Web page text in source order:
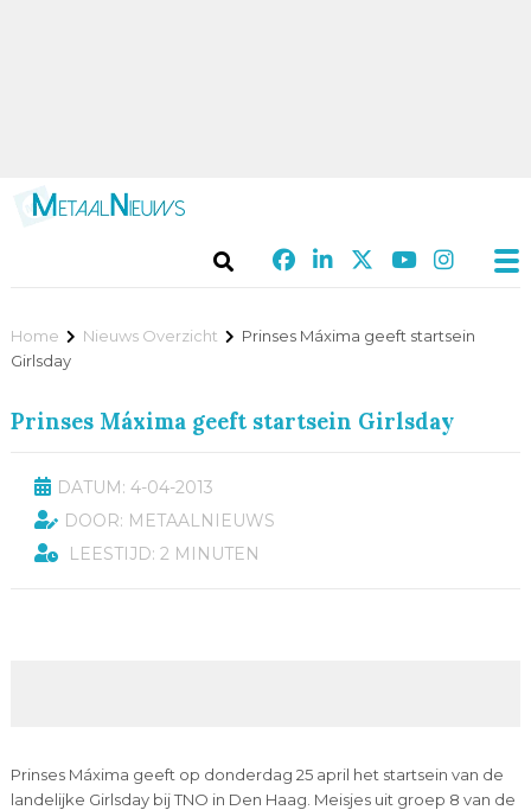
Home Nieuws Overzicht
Prinses Máxima geeft startsein
Girlsday
Prinses Máxima geeft startsein Girlsday
DATUM: 4-04-2013
DOOR: METAALNIEUWS
LEESTIJD: 2 MINUTEN
Prinses Máxima geeft op donderdag 25 april het startsein van de
landelijke Girlsday bij TNO in Den Haag. Meisjes uit groep 8 van de